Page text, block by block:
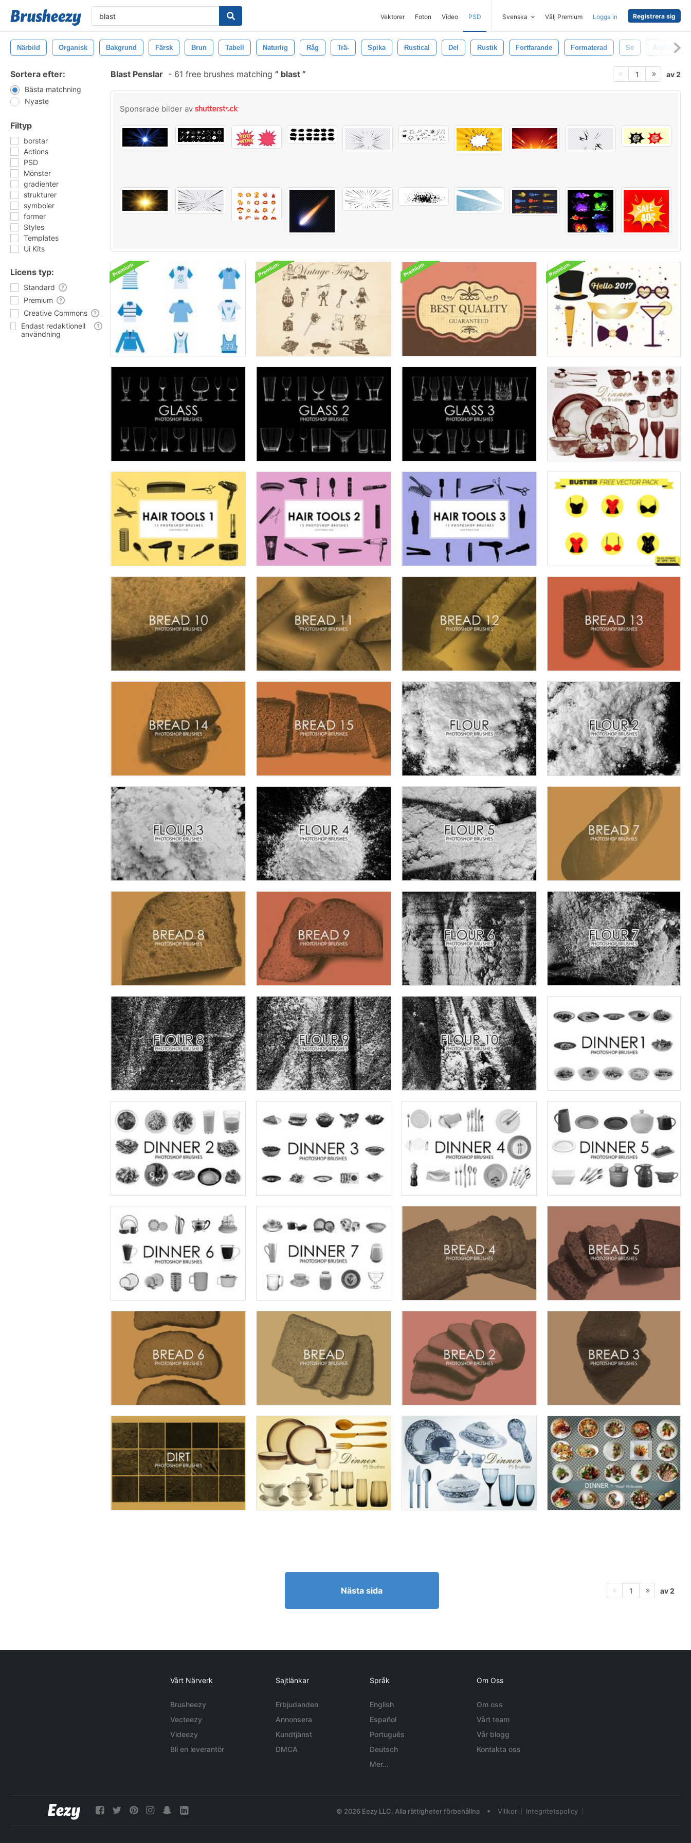
Vektorer Foton Video PSD Svenska Välj Premium Logga in Registrera sig
Närbild Organisk Bakgrund Färsk Brun Tabell Naturlig Råg Trä- Spika Rustical Del Rustik Fortfarande Formaterad Se Årgång
Sortera efter:
Bästa matchning
Nyaste
Filtyp
borstar
Actions
PSD
Mönster
gradienter
strukturer
symboler
former
Styles
Templates
Ui Kits
Licens typ:
Standard
Premium
Creative Commons
Endast redaktionell
användning
Blast Penslar - 61 free brushes matching blast 1 av 2
Sponsrade bilder av
Nästa sida 1 av 2
Vårt Närverk
Brusheezy
Vecteezy
Videezy
Bli en leverantör
Sajtlänkar
Erbjudanden
Annonsera
Kundtjänst
DMCA
Språk
English
Español
Português
Deutsch
Mer...
Om Oss
Om oss
Vårt team
Vår blogg
Kontakta oss
© 2026 Eezy LLC. Alla rättigheter förbehållna • Villkor Integritetspolicy